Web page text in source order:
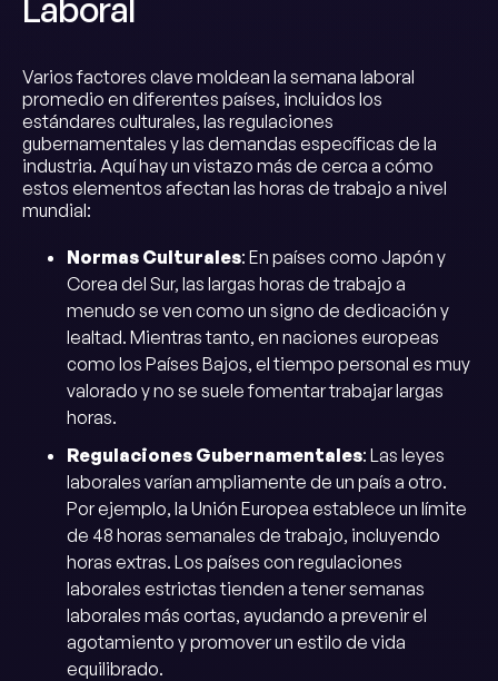
Laboral
Varios factores clave moldean la semana laboral
promedio en diferentes países, incluidos los
estándares culturales, las regulaciones
gubernamentales y las demandas específicas de la
industria. Aquí hay un vistazo más de cerca a cómo
estos elementos afectan las horas de trabajo a nivel
mundial:
Normas Culturales: En países como Japón y
Corea del Sur, las largas horas de trabajo a
menudo se ven como un signo de dedicación y
lealtad. Mientras tanto, en naciones europeas
como los Países Bajos, el tiempo personal es muy
valorado y no se suele fomentar trabajar largas
horas.
Regulaciones Gubernamentales: Las leyes
laborales varían ampliamente de un país a otro.
Por ejemplo, la Unión Europea establece un límite
de 48 horas semanales de trabajo, incluyendo
horas extras. Los países con regulaciones
laborales estrictas tienden a tener semanas
laborales más cortas, ayudando a prevenir el
agotamiento y promover un estilo de vida
equilibrado.